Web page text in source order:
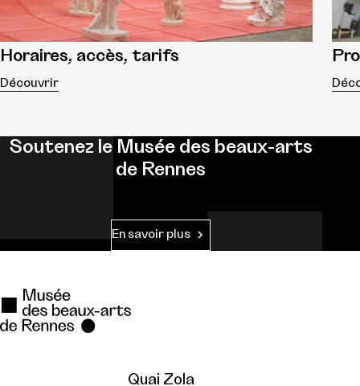
Horaires, accès, tarifs
Découvrir
Soutenez le Musée des beaux-arts
de Rennes
En savoir plus
Quai Zola